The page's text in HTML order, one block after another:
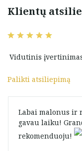
Klientų
Vidutinis
Palikti atsiliepimą
Labai malonus ir
gavau laiku!
rekomenduoju! ️